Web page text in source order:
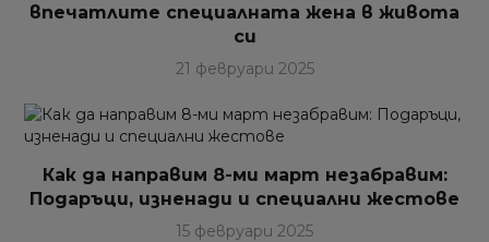
впечатлите специалната жена в живота
си
21 февруари 2025
Как да направим 8-ми март незабравим:
Подаръци, изненади и специални жестове
15 февруари 2025